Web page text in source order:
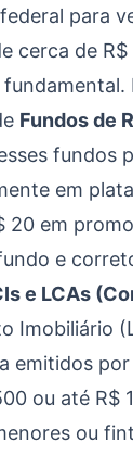
para
cerca de
Fundos de
fundos
em
20 em
e
e LCAs
Imobiliário
emitidos
ou até R$
ou